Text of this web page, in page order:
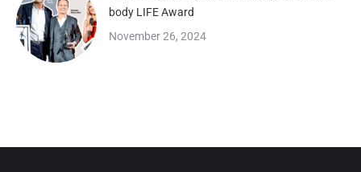
body LIFE Award
November 26, 2024